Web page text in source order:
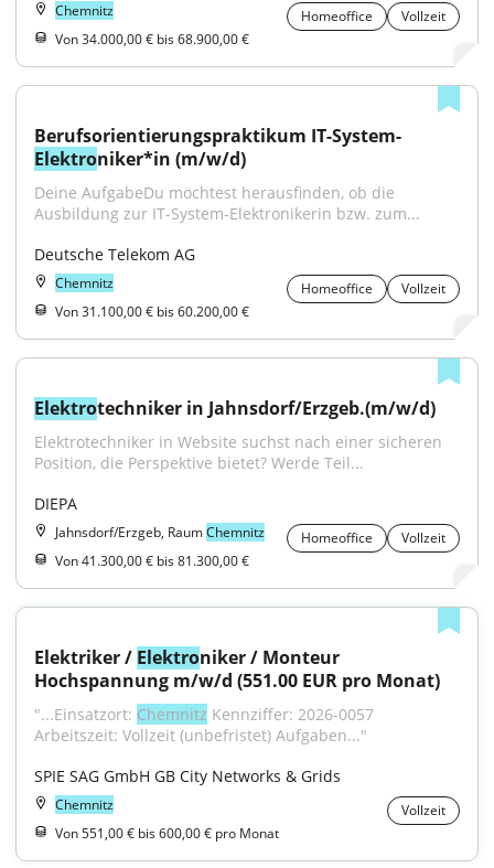
Chemnitz Homeoffice
Vollzeit
Von 34.000,00 € bis 68.900,00 €
Berufsorientierungspraktikum IT-System-
Elektroniker*in (m/w/d)
Deine AufgabeDu möchtest herausfinden, ob die
Ausbildung zur IT-System-Elektronikerin bzw. zum...
Deutsche Telekom AG
Chemnitz Homeoffice
Vollzeit
Von 31.100,00 € bis 60.200,00 €
Elektrotechniker in Jahnsdorf/Erzgeb.(m/w/d)
Elektrotechniker in Website suchst nach einer sicheren
Position, die Perspektive bietet? Werde Teil...
DIEPA
Jahnsdorf/Erzgeb, RaumChemnitz Homeoffice
Vollzeit
Von 41.300,00 € bis 81.300,00 €
Elektriker / Elektroniker / Monteur
Hochspannung m/w/d (551.00 EUR pro Monat)
"...Einsatzort: Chemnitz Kennziffer: 2026-0057
Arbeitszeit: Vollzeit (unbefristet) Aufgaben..."
SPIE SAG GmbH GB City Networks & Grids
Chemnitz
Vollzeit
Von 551,00 € bis 600,00 € pro Monat